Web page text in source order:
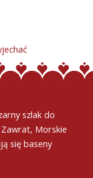
szlak do
Morskie
się baseny